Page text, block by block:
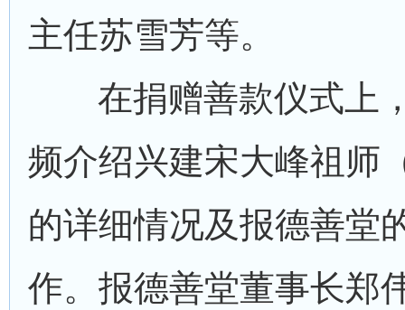
主任苏雪芳等。
在捐赠善款仪式上
频介绍兴建宋大峰祖师
的详细情况及报德善堂
作。报德善堂董事长郑